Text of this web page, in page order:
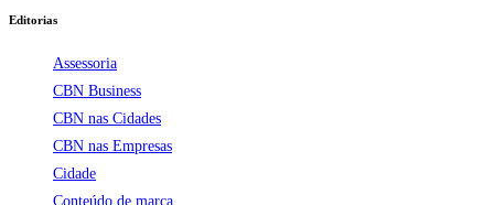
Editorias
Assessoria
CBN Business
CBN nas Cidades
CBN nas Empresas
Cidade
Conteúdo de marca